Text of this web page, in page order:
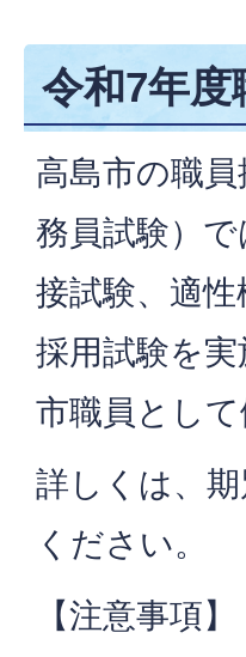
令和7年度
高島市の職
務員試験）
接試験、適
採用試験を
市職員とし
詳しくは、
ください。
【注意事項】